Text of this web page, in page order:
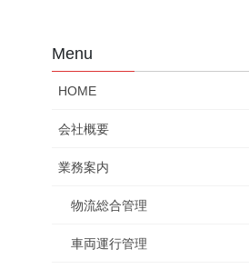
Menu
HOME
会社概要
業務案内
物流総合管理
車両運行管理